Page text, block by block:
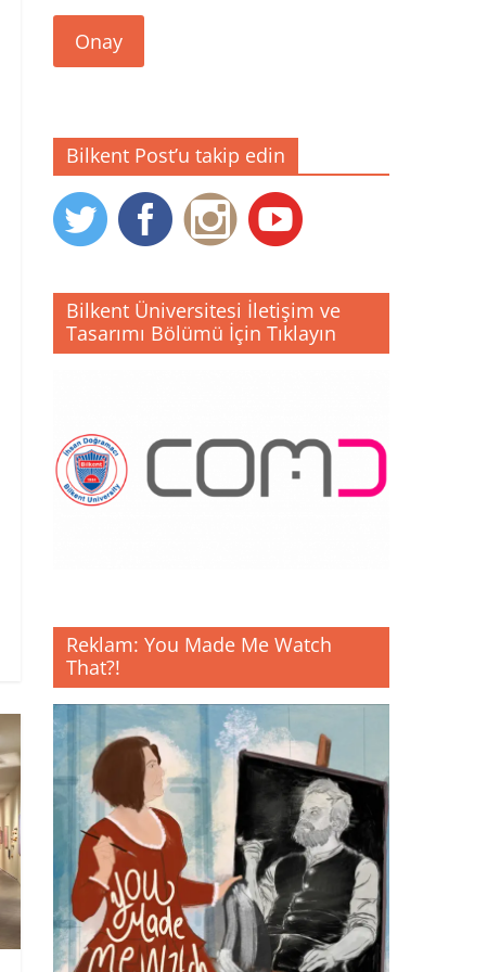
Onay
Bilkent Post’u takip edin
Bilkent Üniversitesi İletişim ve
Tasarımı Bölümü İçin Tıklayın
Reklam: You Made Me Watch
That?!